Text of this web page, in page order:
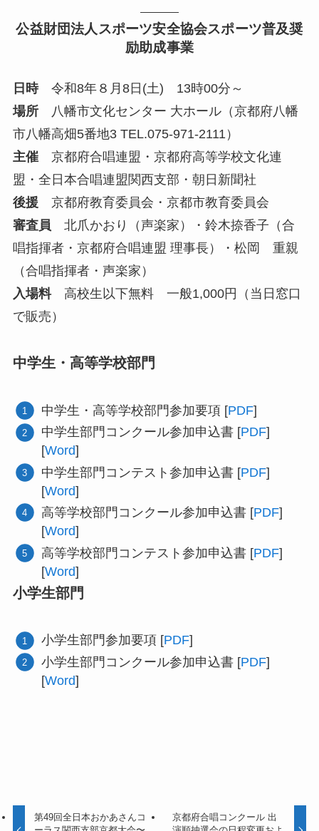
公益財団法人スポーツ安全協会スポーツ普及奨
励助成事業
日時令和8年８月8日(土) 13時00分～
場所八幡市文化センター 大ホール（京都府八幡
市八幡高畑5番地3 TEL.075-971-2111）
主催京都府合唱連盟・京都府高等学校文化連
盟・全日本合唱連盟関西支部・朝日新聞社
後援 京都府教育委員会・京都市教育委員会
審査員 北爪かおり（声楽家）・鈴木捺香子（合
唱指揮者・京都府合唱連盟 理事長）・松岡 重親
（合唱指揮者・声楽家）
入場料高校生以下無料 一般1,000円（当日窓口
で販売）
中学生・高等学校部門
中学生・高等学校部門参加要項 [PDF]
中学生部門コンクール参加申込書 [PDF]
[Word]
中学生部門コンテスト参加申込書 [PDF]
[Word]
高等学校部門コンクール参加申込書 [PDF]
[Word]
高等学校部門コンテスト参加申込書 [PDF]
[Word]
小学生部門
小学生部門参加要項 [PDF]
小学生部門コンクール参加申込書 [PDF]
[Word]
第49回全日本おかあさんコ
京都府合唱コンクール 出